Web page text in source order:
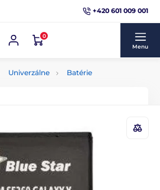
+420 601 009 001
0
Menu
Univerzálne Batérie